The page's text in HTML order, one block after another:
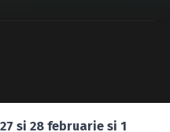
si 28 februarie si 1